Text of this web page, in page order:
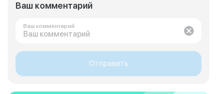
Ваш комментарий
Ваш комментарий
Отправить